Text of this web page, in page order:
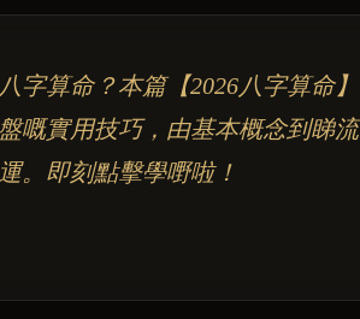
字算命？本篇【2026八字算命
嘅實用技巧，由基本概念到睇
。即刻點擊學嘢啦！